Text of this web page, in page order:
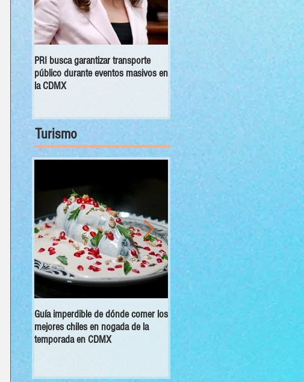
PRI busca garantizar transporte
público durante eventos masivos en
la CDMX
Congreso CDMX exhorta a las 16
atender denuncias sobre despojo
Turismo
Guía imperdible de dónde comer los
mejores chiles en nogada de la
temporada en CDMX